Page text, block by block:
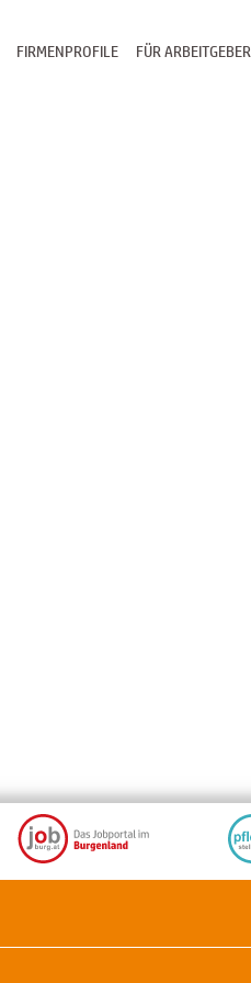
FÜR ARBEITGEBER
FIRMENPROFILE